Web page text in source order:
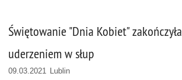
Świętowanie "Dnia Kobiet" zakończyła
uderzeniem w słup
09.03.2021 Lublin